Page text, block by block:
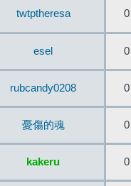
twtptheresa 0
esel 0
rubcandy0208 0
憂傷的魂 0
kakeru 0